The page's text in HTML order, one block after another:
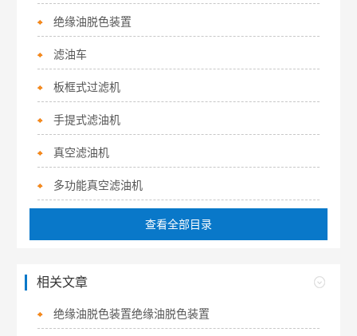
绝缘油脱色装置
滤油车
板框式过滤机
手提式滤油机
真空滤油机
多功能真空滤油机
查看全部目录
相关文章
绝缘油脱色装置绝缘油脱色装置